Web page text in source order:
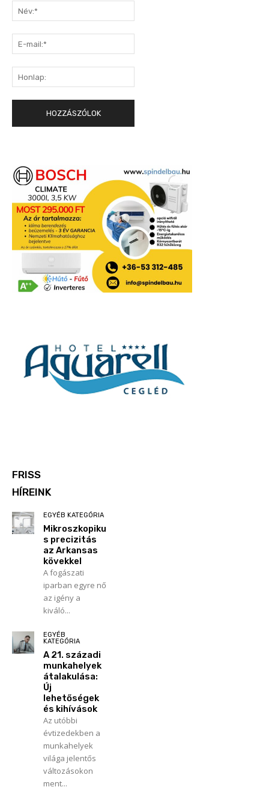
mail:*
FRISS
HÍREINK
EGYÉB KATEGÓRIA
Mikroszkopiku
s precizitás
az Arkansas
kövekkel
A fogászati
iparban egyre nő
az igény a
kiváló...
EGYÉB
KATEGÓRIA
A 21. századi
munkahelyek
átalakulása:
Új
lehetőségek
és kihívások
Az utóbbi
évtizedekben a
munkahelyek
világa jelentős
változásokon
ment...